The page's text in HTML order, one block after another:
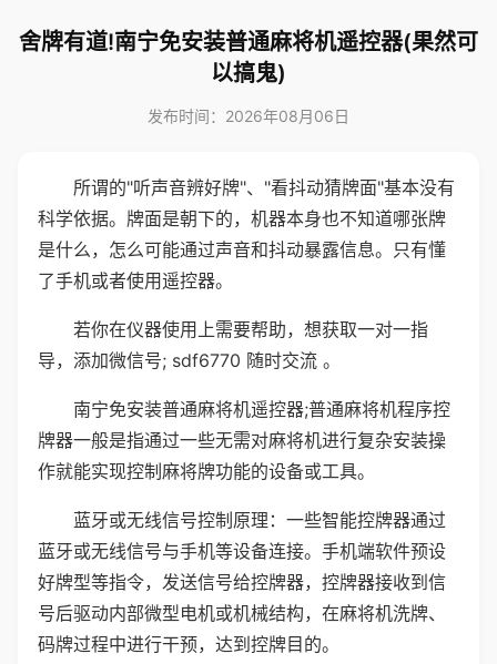
舍牌有道!南宁免安装普通麻将机遥控器(果然可
以搞鬼)
发布时间：2026年08月06日
所谓的"听声音辨好牌"、"看抖动猜牌面"基本没有
科学依据。牌面是朝下的，机器本身也不知道哪张牌
是什么，怎么可能通过声音和抖动暴露信息。只有懂
了手机或者使用遥控器。
若你在仪器使用上需要帮助，想获取一对一指
导，添加微信号; sdf6770 随时交流 。
南宁免安装普通麻将机遥控器;普通麻将机程序控
牌器一般是指通过一些无需对麻将机进行复杂安装操
作就能实现控制麻将牌功能的设备或工具。
蓝牙或无线信号控制原理：一些智能控牌器通过
蓝牙或无线信号与手机等设备连接。手机端软件预设
好牌型等指令，发送信号给控牌器，控牌器接收到信
号后驱动内部微型电机或机械结构，在麻将机洗牌、
码牌过程中进行干预，达到控牌目的。